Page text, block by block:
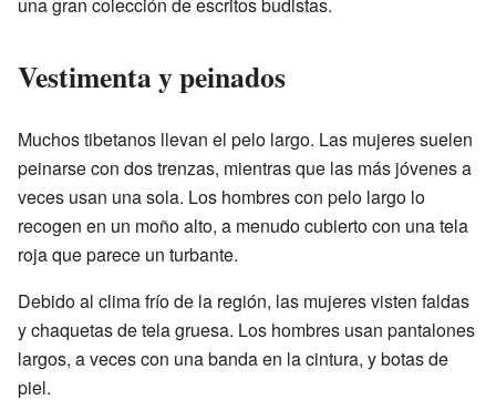
una gran colección de escritos budistas.
Vestimenta y peinados
Muchos tibetanos llevan el pelo largo. Las mujeres suelen
peinarse con dos trenzas, mientras que las más jóvenes a
veces usan una sola. Los hombres con pelo largo lo
recogen en un moño alto, a menudo cubierto con una tela
roja que parece un turbante.
Debido al clima frío de la región, las mujeres visten faldas
y chaquetas de tela gruesa. Los hombres usan pantalones
largos, a veces con una banda en la cintura, y botas de
piel.